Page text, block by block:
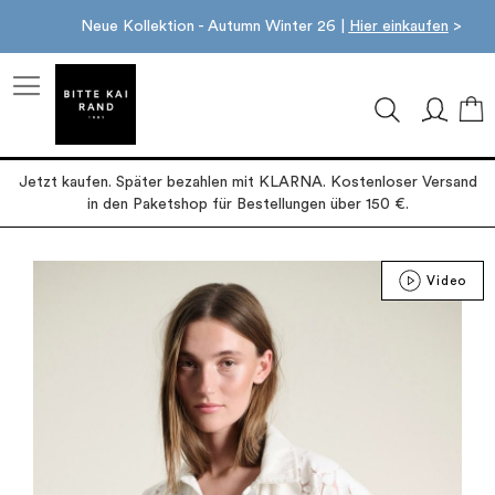
Neue Kollektion - Autumn Winter 26 | Hier einkaufen >
Jetzt kaufen. Später bezahlen mit KLARNA. Kostenloser Versand
in den Paketshop für Bestellungen über 150 €.
Video